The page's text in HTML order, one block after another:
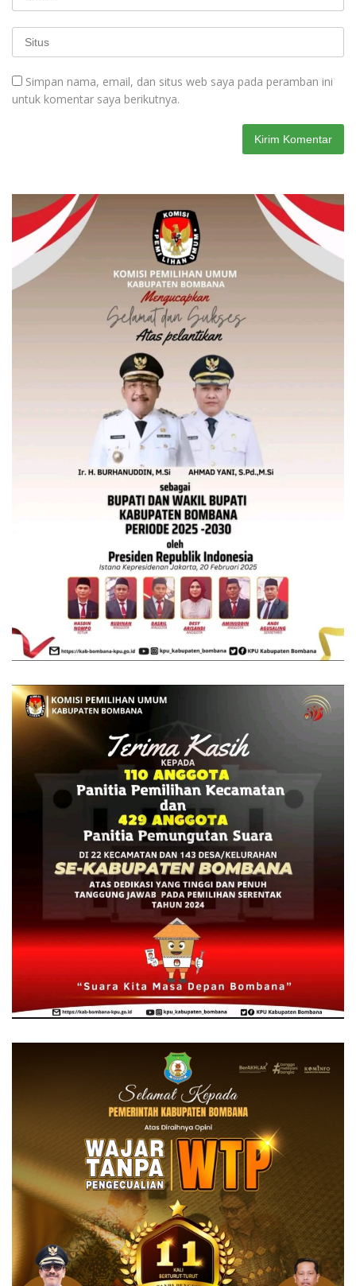
Simpan nama, email, dan situs web saya pada peramban ini
untuk komentar saya berikutnya.